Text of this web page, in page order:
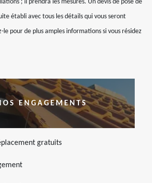
; il prendra les mesures. Un devis de pose de
établi avec tous les détails qui vous seront
le pour de plus amples informations si vous résidez
ENGAGEMENTS
gratuits